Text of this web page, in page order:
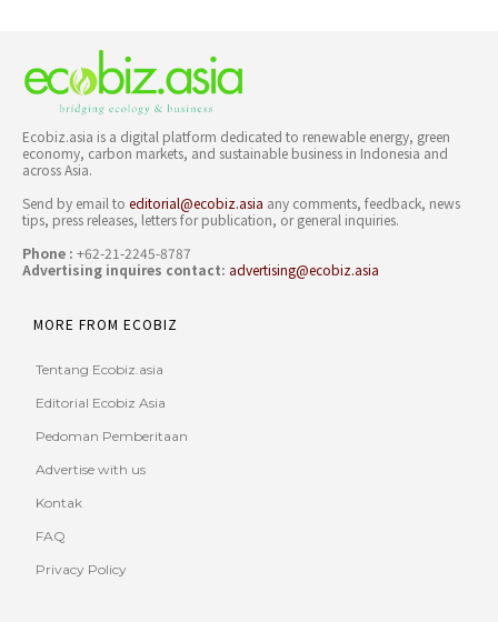
Ecobiz.asia is a digital platform dedicated to renewable energy, green
economy, carbon markets, and sustainable business in Indonesia and
across Asia.
Send by email to editorial@ecobiz.asia any comments, feedback, news
tips, press releases, letters for publication, or general inquiries.
Phone : +62-21-2245-8787
Advertising inquires contact: advertising@ecobiz.asia
MORE FROM ECOBIZ
Tentang Ecobiz.asia
Editorial Ecobiz Asia
Pedoman Pemberitaan
Advertise with us
Kontak
FAQ
Privacy Policy